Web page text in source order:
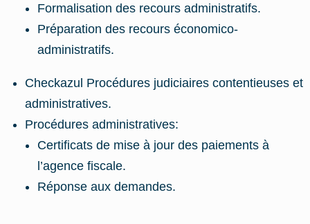
Formalisation des recours administratifs.
Préparation des recours économico-
administratifs.
Checkazul Procédures judiciaires contentieuses et
administratives.
Procédures administratives:
Certificats de mise à jour des paiements à
l’agence fiscale.
Réponse aux demandes.